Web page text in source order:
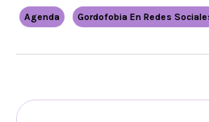
Agenda Gordofobia En Redes